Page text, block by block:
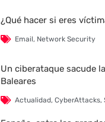
¿Qué hacer si eres
Email, Network Security
Un ciberataque sacude
Baleares
Actualidad,CyberAttacks,